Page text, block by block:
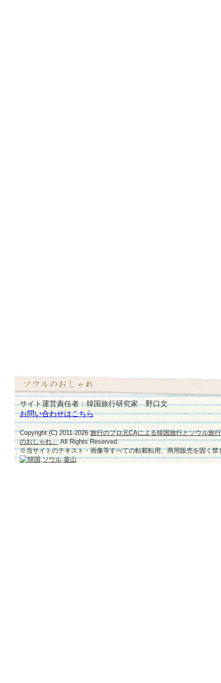
サイト運営責任者：韓国旅行研究家 野口文
お問い合わせはこちら
Copyright (C) 2011-2026旅行のプロ元CAによる韓国旅行とソウル旅
のおしゃれ」All Rights Reserved.
※当サイトのテキスト・画像等すべての転載転用、商用販売を固く禁